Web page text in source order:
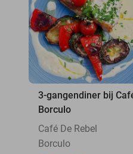
3-gangendiner bij
Borculo
Café De Rebel
Borculo